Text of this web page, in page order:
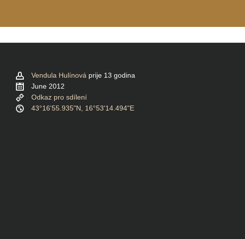
Vendula Hulínová prije 13 godina
June 2012
Odkaz pro sdílení
43°16'55.935"N, 16°53'14.494"E